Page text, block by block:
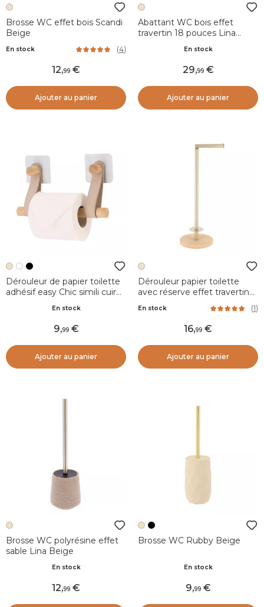
Brosse WC effet bois Scandi
Beige
En stock (4)
12,99
Ajouter au panier
Abattant WC bois effet
travertin 18 pouces Lina
En stock
29,99
Ajouter au panier
Dérouleur de papier toilette
adhésif easy Chic simili cuir
En stock
9,99
Ajouter au panier
Dérouleur papier toilette
avec réserve effet travertin
En stock (1)
16,99
Ajouter au panier
Brosse WC polyrésine effet
sable Lina Beige
En stock
12,99
Brosse WC Rubby Beige
En stock
9,99